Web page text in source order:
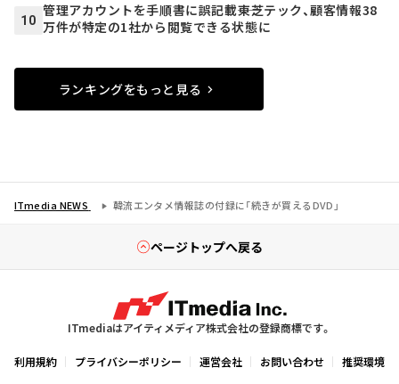
10
管理アカウントを手順書に誤記載――東芝テック、顧客情報38
万件が特定の1社から閲覧できる状態に
ランキングをもっと見る
ITmedia NEWS 韓流エンタメ情報誌の付録に「続きが買えるDVD」
ページトップへ戻る
ITmediaはアイティメディア株式会社の登録商標です。
利用規約 プライバシーポリシー 運営会社 お問い合わせ 推奨環境